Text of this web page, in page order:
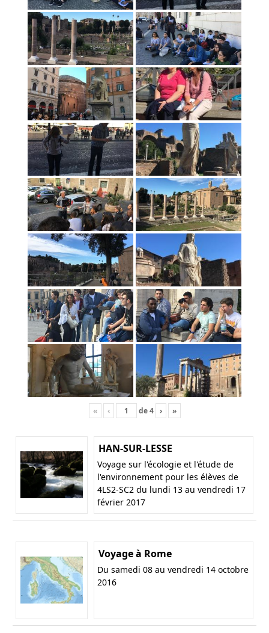
« ‹ de4 › »
HAN-SUR-LESSE
Voyage sur l'écologie et l'étude de
l'environnement pour les élèves de
4LS2-SC2 du lundi 13 au vendredi 17
février 2017
Voyage à Rome
Du samedi 08 au vendredi 14 octobre
2016